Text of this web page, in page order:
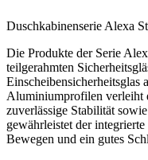
Duschkabinenserie Alexa
Die Produkte der Serie
teilgerahmten
Einscheibensicherheitsglas
Aluminiumprofilen verleiht
zuverlässige Stabilität
gewährleistet der
Bewegen und ein gutes